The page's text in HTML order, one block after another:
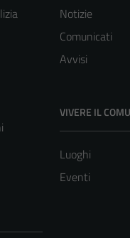
Notizie
Comunicati
Avvisi
VIVERE IL
Luoghi
Eventi